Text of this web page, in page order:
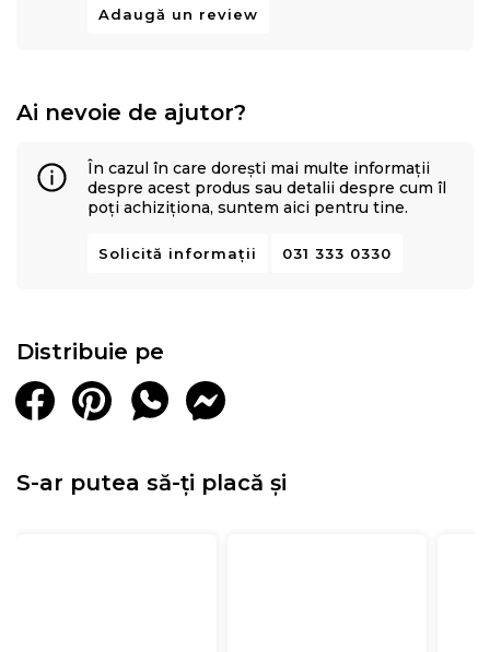
Adaugă un review
Ai nevoie de ajutor?
În cazul în care dorești mai multe informații
despre acest produs sau detalii despre cum îl
poți achiziționa, suntem aici pentru tine.
Solicită informații 031 333 0330
Distribuie pe
S-ar putea să-ți placă și